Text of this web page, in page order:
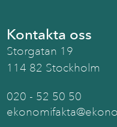
Kontakta oss
Storgatan 19
114 82 Stockholm
020 - 52 50 50